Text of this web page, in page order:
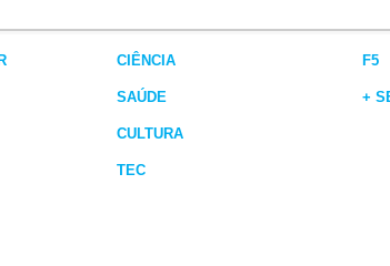
CIÊNCIA
SAÚDE
CULTURA
TEC
F5
+